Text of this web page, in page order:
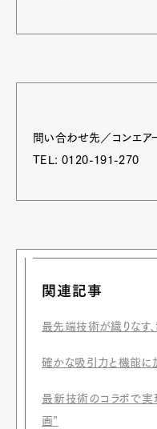
問い合わせ先／コンエア
TEL: 0120-191-270
関連記事
最先端技術が織りなす
確かな吸引力と機能に加
最新技術のコラボで実
画”